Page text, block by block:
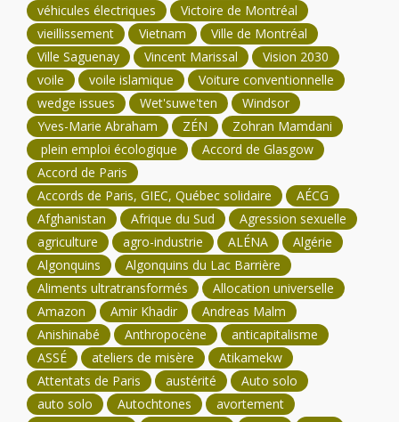
véhicules électriques
Victoire de Montréal
vieillissement
Vietnam
Ville de Montréal
Ville Saguenay
Vincent Marissal
Vision 2030
voile
voile islamique
Voiture conventionnelle
wedge issues
Wet'suwe'ten
Windsor
Yves-Marie Abraham
ZÉN
Zohran Mamdani
plein emploi écologique
Accord de Glasgow
Accord de Paris
Accords de Paris, GIEC, Québec solidaire
AÉCG
Afghanistan
Afrique du Sud
Agression sexuelle
agriculture
agro-industrie ALÉNA
Algérie
Algonquins
Algonquins du Lac Barrière
Aliments ultratransformés
Allocation universelle
Amazon
Amir Khadir
Andreas Malm
Anishinabé
Anthropocène
anticapitalisme
ASSÉ
ateliers de misère
Atikamekw
Attentats de Paris
austérité
Auto solo
auto solo
Autochtones
avortement